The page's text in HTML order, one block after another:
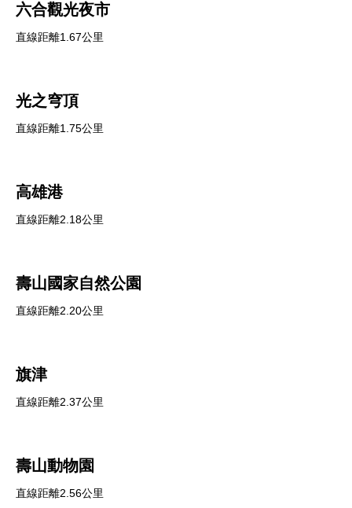
六合觀光夜市
直線距離1.67公里
光之穹頂
直線距離1.75公里
高雄港
直線距離2.18公里
壽山國家自然公園
直線距離2.20公里
旗津
直線距離2.37公里
壽山動物園
直線距離2.56公里